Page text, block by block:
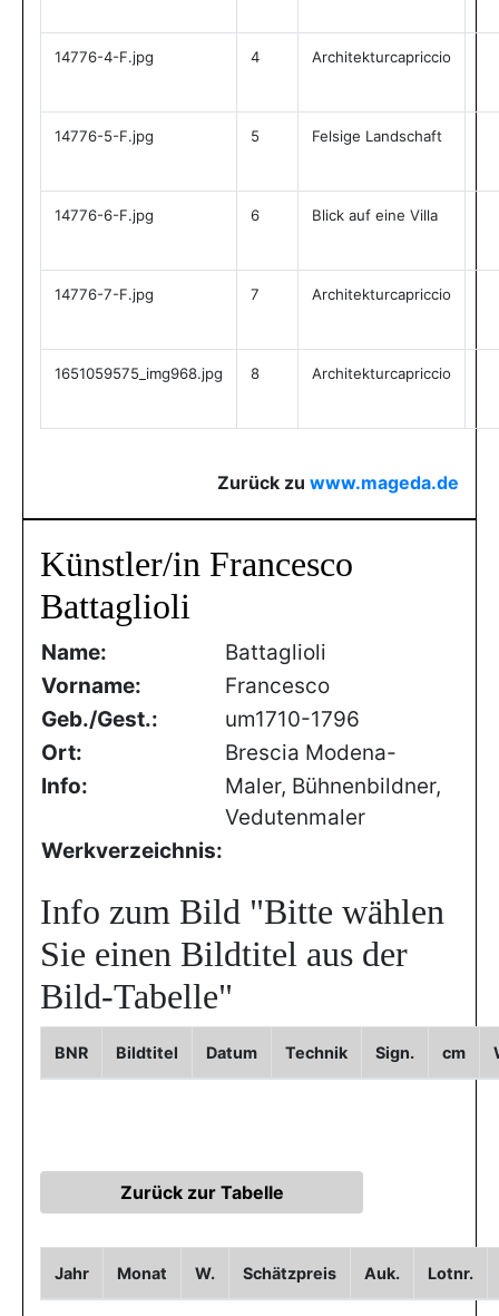
14776-4-F.jpg 4 Architekturcapriccio
14776-5-F.jpg 5 Felsige Landschaft
14776-6-F.jpg 6 Blick auf eine Villa
14776-7-F.jpg 7 Architekturcapriccio
1651059575_img968.jpg 8 Architekturcapriccio
Zurück zu www.mageda.de
Künstler/in Francesco
Battaglioli
Name:
Battaglioli
Vorname:
Francesco
Geb./Gest.:
um1710-1796
Ort:
Brescia Modena-
Info:
Maler, Bühnenbildner,
Vedutenmaler
Werkverzeichnis:
Info zum Bild "Bitte wählen
Sie einen Bildtitel aus der
Bild-Tabelle"
BNR Bildtitel Datum Technik Sign. cm
Jahr Monat W. Schätzpreis Auk. Lotnr.